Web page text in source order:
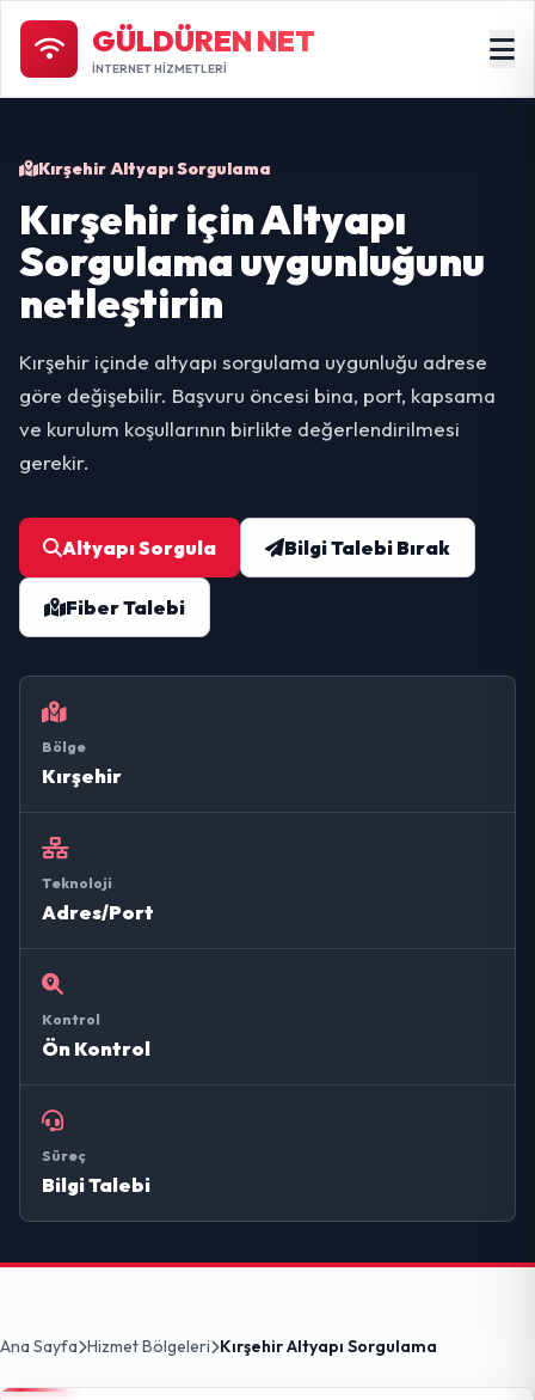
GÜLDÜREN NET
İNTERNET HİZMETLERİ
Kırşehir Altyapı Sorgulama
Kırşehir için Altyapı
Sorgulama uygunluğunu
netleştirin
Kırşehir içinde altyapı sorgulama uygunluğu adrese
göre değişebilir. Başvuru öncesi bina, port, kapsama
ve kurulum koşullarının birlikte değerlendirilmesi
gerekir.
Altyapı Sorgula Bilgi Talebi Bırak
Fiber Talebi
Bölge
Kırşehir
Teknoloji
Adres/Port
Kontrol
Ön Kontrol
Süreç
Bilgi Talebi
Ana Sayfa Hizmet Bölgeleri Kırşehir Altyapı Sorgulama